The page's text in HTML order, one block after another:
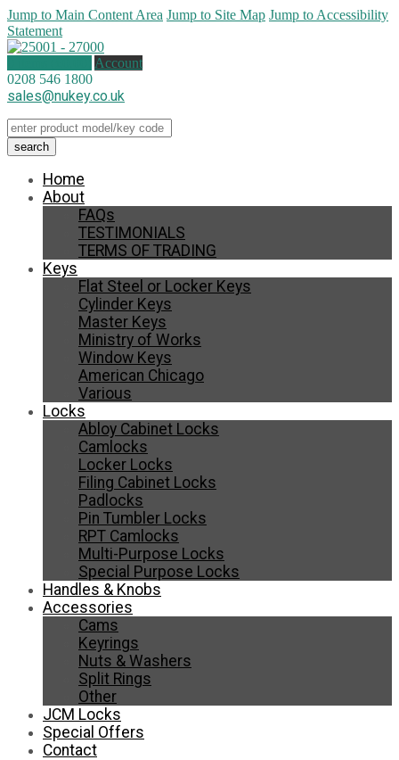
Jump to Main Content Area Jump to Site Map Jump to Accessibility
Statement
Account
0208 546 1800
sales@nukey.co.uk
Home
About
FAQs
TESTIMONIALS
TERMS OF TRADING
Keys
Flat Steel or Locker Keys
Cylinder Keys
Master Keys
Ministry of Works
Window Keys
American Chicago
Various
Locks
Abloy Cabinet Locks
Camlocks
Locker Locks
Filing Cabinet Locks
Padlocks
Pin Tumbler Locks
RPT Camlocks
Multi-Purpose Locks
Special Purpose Locks
Handles & Knobs
Accessories
Cams
Keyrings
Nuts & Washers
Split Rings
Other
JCM Locks
Special Offers
Contact